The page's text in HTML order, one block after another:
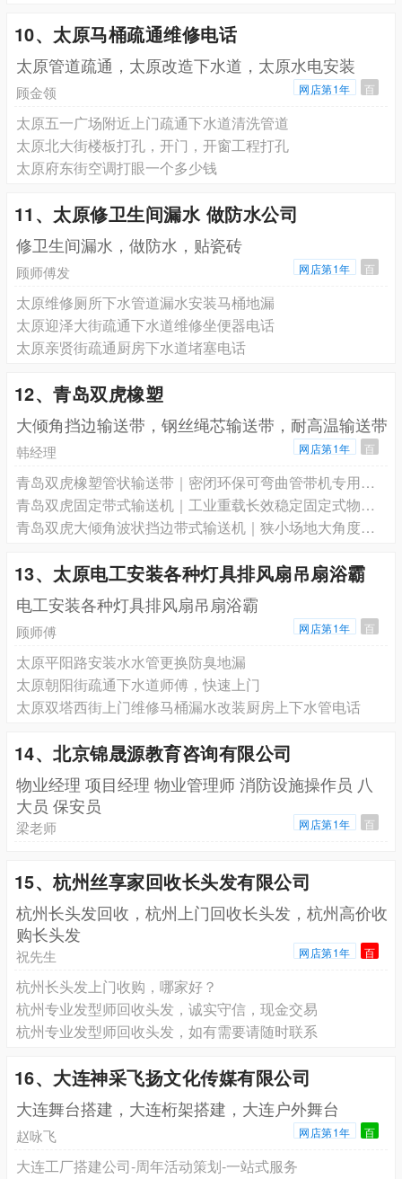
10、太原马桶疏通维修电话
太原管道疏通，太原改造下水道，太原水电安装
顾金领 网店第1年 百
太原五一广场附近上门疏通下水道清洗管道
太原北大街楼板打孔，开门，开窗工程打孔
太原府东街空调打眼一个多少钱
11、太原修卫生间漏水 做防水公司
修卫生间漏水，做防水，贴瓷砖
顾师傅发 网店第1年 百
太原维修厕所下水管道漏水安装马桶地漏
太原迎泽大街疏通下水道维修坐便器电话
太原亲贤街疏通厨房下水道堵塞电话
12、青岛双虎橡塑
大倾角挡边输送带，钢丝绳芯输送带，耐高温输送带
韩经理 网店第1年 百
青岛双虎橡塑管状输送带｜密闭环保可弯曲管带机专用输送带
青岛双虎固定带式输送机｜工业重载长效稳定固定式物料输送设备
青岛双虎大倾角波状挡边带式输送机｜狭小场地大角度垂直提升防漏料设备
13、太原电工安装各种灯具排风扇吊扇浴霸
电工安装各种灯具排风扇吊扇浴霸
顾师傅 网店第1年 百
太原平阳路安装水水管更换防臭地漏
太原朝阳街疏通下水道师傅，快速上门
太原双塔西街上门维修马桶漏水改装厨房上下水管电话
14、北京锦晟源教育咨询有限公司
物业经理 项目经理 物业管理师 消防设施操作员 八
大员 保安员
梁老师 网店第1年 百
15、杭州丝享家回收长头发有限公司
杭州长头发回收，杭州上门回收长头发，杭州高价收
购长头发
祝先生 网店第1年 百
杭州长头发上门收购，哪家好？
杭州专业发型师回收头发，诚实守信，现金交易
杭州专业发型师回收头发，如有需要请随时联系
16、大连神采飞扬文化传媒有限公司
大连舞台搭建，大连桁架搭建，大连户外舞台
赵咏飞 网店第1年 百
大连工厂搭建公司-周年活动策划-一站式服务